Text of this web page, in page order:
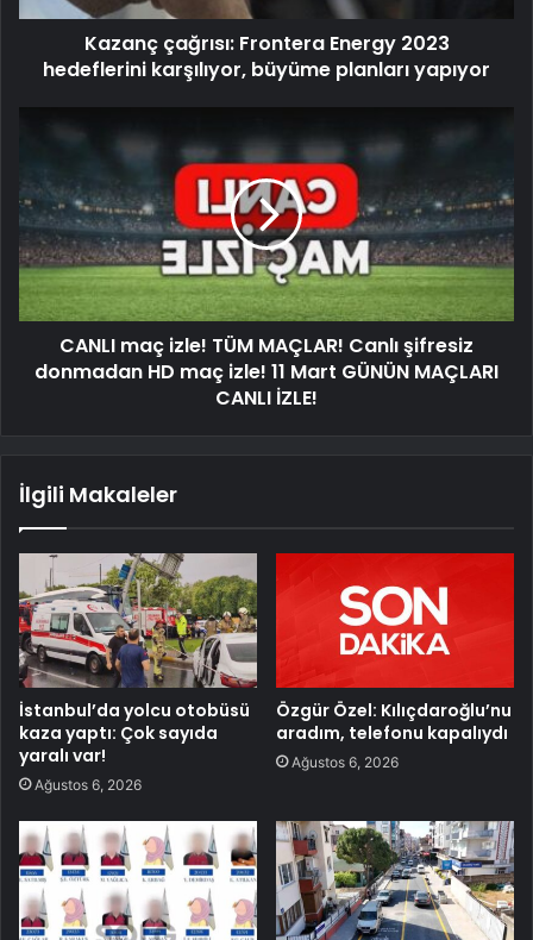
Kazanç çağrısı: Frontera Energy 2023
hedeflerini karşılıyor, büyüme planları yapıyor
CANLI maç izle! TÜM MAÇLAR! Canlı şifresiz
donmadan HD maç izle! 11 Mart GÜNÜN MAÇLARI
CANLI İZLE!
İlgili Makaleler
İstanbul’da yolcu otobüsü
kaza yaptı: Çok sayıda
yaralı var!
Ağustos 6, 2026
Özgür Özel: Kılıçdaroğlu’nu
aradım, telefonu kapalıydı
Ağustos 6, 2026